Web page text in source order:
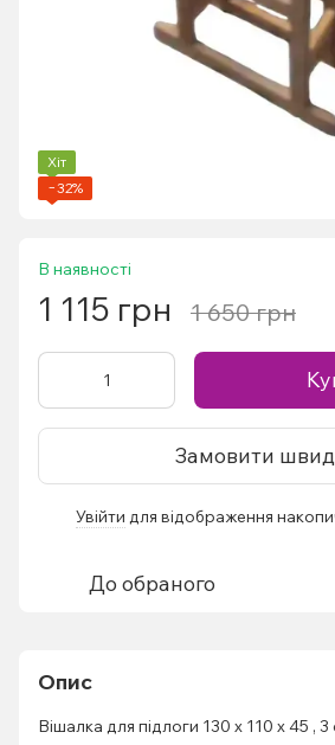
Хіт
−32%
В наявності
1 115 грн 1 650 грн
Замовити
Увійти для відображення
До обраного
Опис
Вішалка для підлоги 130 x 110 х 45 , 3